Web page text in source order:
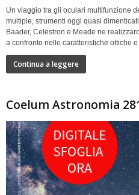
Un viaggio tra gli oculari multifunzione
multiple, strumenti oggi quasi
Baader, Celestron e Meade ne
a confronto nelle caratteristiche ottiche
Continua a leggere
Coelum Astronomia